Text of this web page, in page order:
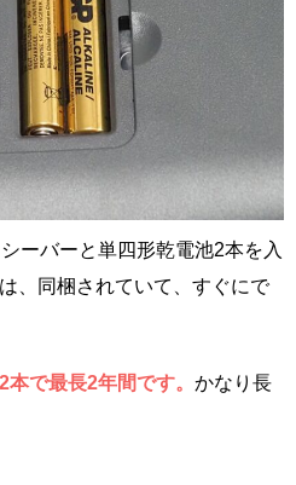
ーバーと単四形乾電池2本を入
、同梱されていて、すぐにで
で最長2年間です。 かなり長